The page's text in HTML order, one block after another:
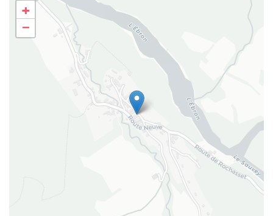
+
−